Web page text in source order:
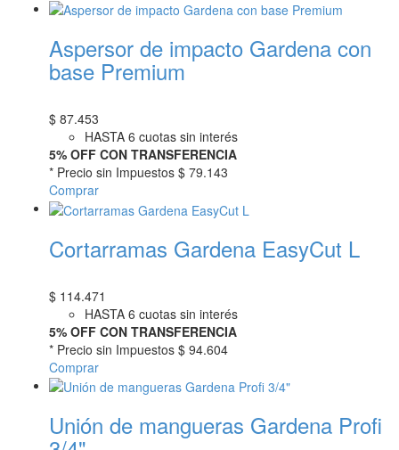
Aspersor de impacto Gardena con
base Premium
$ 87.453
HASTA 6 cuotas sin interés
5% OFF CON TRANSFERENCIA
* Precio sin Impuestos $ 79.143
Comprar
Cortarramas Gardena EasyCut L
$ 114.471
HASTA 6 cuotas sin interés
5% OFF CON TRANSFERENCIA
* Precio sin Impuestos $ 94.604
Comprar
Unión de mangueras Gardena Profi